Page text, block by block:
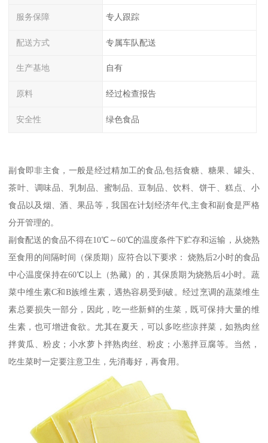
服务保障 专人跟踪
配送方式 专属车队配送
生产基地 自有
原料 经过检查报告
安全性 绿色食品
副食即非主食，一般是经过精加工的食品,包括食糖、糖果、罐头、
茶叶、调味品、乳制品、蜜制品、豆制品、饮料、饼干、糕点、小
食品以及烟、酒、果品等，我国在计划经济年代,主食和副食是严格
分开管理的。
副食配送的食品不得在10℃～60℃的温度条件下贮存和运输，从烧熟
至食用的间隔时间（保质期）应符合以下要求： 烧熟后2小时的食品
中心温度保持在60℃以上（热藏）的，其保质期为烧熟后4小时。蔬
菜中维生素C和B族维生素，遇热容易受到破。经过烹调的蔬菜维生
素总要损失一部分，因此，吃一些新鲜的生菜，既可保持大量的维
生素，也可增进食欲。尤其在夏天，可以多吃些凉拌菜，如熟肉丝
拌黄瓜、粉皮；小水萝卜拌熟肉丝、粉皮；小葱拌豆腐等。当然，
吃生菜时一定要注意卫生，先消毒好，再食用。